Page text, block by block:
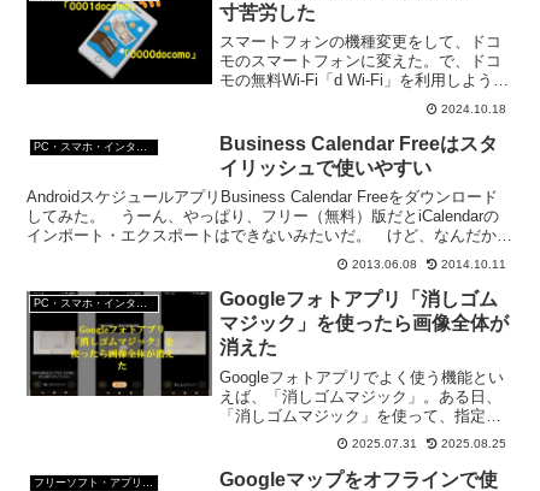
寸苦労した
スマートフォンの機種変更をして、ドコ
モのスマートフォンに変えた。で、ドコ
モの無料Wi-Fi「d Wi-Fi」を利用しようと
したのだが、よくわからなくて一苦労し
2024.10.18
PC・スマホ・インターネットトラブルの解消方法
Business Calendar Freeはスタ
イリッシュで使いやすい
AndroidスケジュールアプリBusiness Calendar Freeをダウンロード
してみた。 うーん、やっぱり、フリー（無料）版だとiCalendarの
インポート・エクスポートはできないみたいだ。 けど、なんだかと
2013.06.08 2014.10.11
Googleフォトアプリ「消しゴム
マジック」を使ったら画像全体が
消えた
Googleフォトアプリでよく使う機能とい
えば、「消しゴムマジック」。ある日、
「消しゴムマジック」を使って、指定範
囲を消そうとしたら、画像そのものがぼ
やけて消えてしまった。何故？どういう
こと？
2025.07.31 2025.08.25
Googleマップをオフラインで使